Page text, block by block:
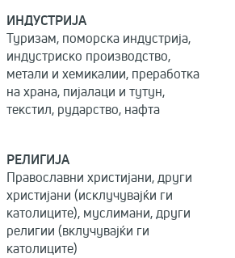
ИНДУСТРИЈА
Туризам, поморска индустрија,
индустриско производство,
метали и хемикалии, преработка
на храна, пијалаци и тутун,
текстил, рударство, нафта
РЕЛИГИЈА
Православни христијани, други
христијани (исклучувајќи ги
католиците), муслимани, други
религии (вклучувајќи ги
католиците)